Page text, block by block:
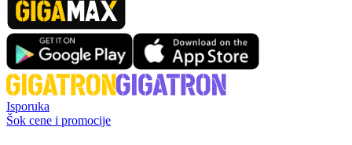
Isporuka
Šok cene i promocije